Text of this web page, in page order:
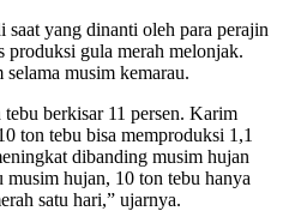
saat yang dinanti oleh para perajin
produksi gula merah melonjak.
musim kemarau.
berkisar 11 persen. Karim
ton tebu bisa memproduksi 1,1
dibanding musim hujan
hujan, 10 ton tebu hanya
satu hari,” ujarnya.